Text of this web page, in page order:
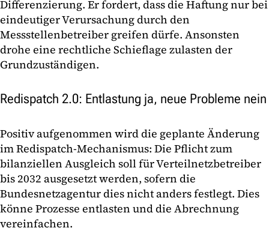
Differenzierung. Er fordert, dass die Haftung nur bei
eindeutiger Verursachung durch den
Messstellenbetreiber greifen dürfe. Ansonsten
drohe eine rechtliche Schieflage zulasten der
Grundzuständigen.
Redispatch 2.0: Entlastung ja, neue Probleme nein
Positiv aufgenommen wird die geplante Änderung
im Redispatch-Mechanismus: Die Pflicht zum
bilanziellen Ausgleich soll für Verteilnetzbetreiber
bis 2032 ausgesetzt werden, sofern die
Bundesnetzagentur dies nicht anders festlegt. Dies
könne Prozesse entlasten und die Abrechnung
vereinfachen.